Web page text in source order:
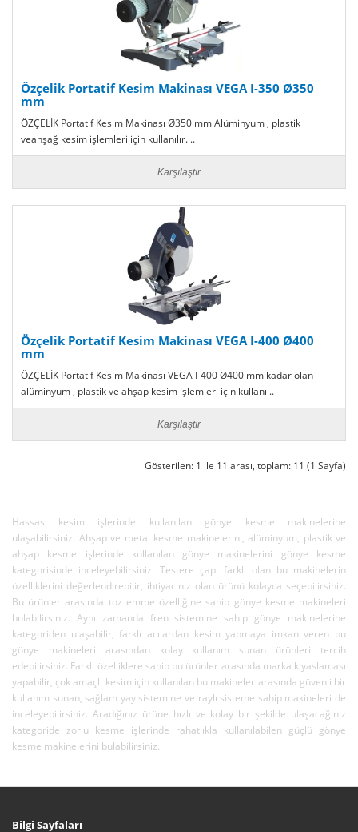
Özçelik Portatif Kesim Makinası VEGA I-350 Ø350
mm
ÖZÇELİK Portatif Kesim Makinası Ø350 mm Alüminyum , plastik
veahşağ kesim işlemleri için kullanılır. ..
Karşılaştır
Özçelik Portatif Kesim Makinası VEGA I-400 Ø400
mm
ÖZÇELİK Portatif Kesim Makinası VEGA I-400 Ø400 mm kadar olan
alüminyum , plastik ve ahşap kesim işlemleri için kullanıl..
Karşılaştır
Gösterilen: 1 ile 11 arası, toplam: 11 (1 Sayfa)
Hassas kesim işlerinde kullanılan gönye kesme makinelerine
ulaşabilirsiniz. Ahşap ve metal kesme makinelerini, alüminyum, plastik ve
ahşap kesme işlerinde kullanılan gönye makinelerini gönye kesme
kategorisinde inceleyebilirsiniz. Testere çapı farklı olan bu makinelerin
özelliklerini değerlendirebilir, ihtiyacınız olan ürünü kolayca seçebilirsiniz.
Bu ürünler arasında toz emme özelliğine sahip gönye kesme makineleri
bulabilirsiniz. Aynı zamanda fren sistemine sahip gönye makinelerine
kategoriden ulaşabilir, farklı acılardan kesim yapmaya imkan veren bu
gönye makineleri arasından kolay kullanım sunan ürünleri tercih
edebilirsiniz. Farklı özelliklere sahip bu ürünler arasında marka kıyaslaması
yapabilir, çok amaçlı kesim için kullanılan bu makineler arasında güvenli bir
kullanım sunan, sağlam yay sistemine ve raylı sisteme sahip makineleri de
inceleyebilirsiniz. Aradığınız ürüne hızlı ve kolay bir şekilde ulaşacağınız
kategoride zorlu kesme işlerinde rahatlıkla kullanılabilen güçlü gönye
kesme makinelerini bulabilirsiniz.
Bilgi Sayfaları